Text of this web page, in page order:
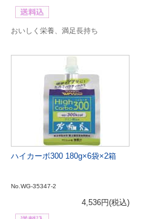
おいしく栄養、満足長持ち
ハイカーボ300 180g×6袋×2箱
No.WG-35347-2
4,536円(税込)